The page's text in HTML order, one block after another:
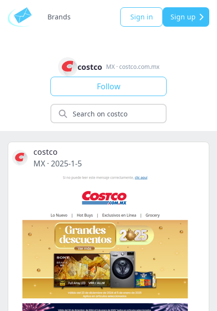
Brands Sign in Sign up
costco MX·costco.com.mx
Follow
costco
MX · 2025-1-5